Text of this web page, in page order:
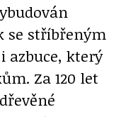
se stříbřeným
azbuce, který
Za 120 let